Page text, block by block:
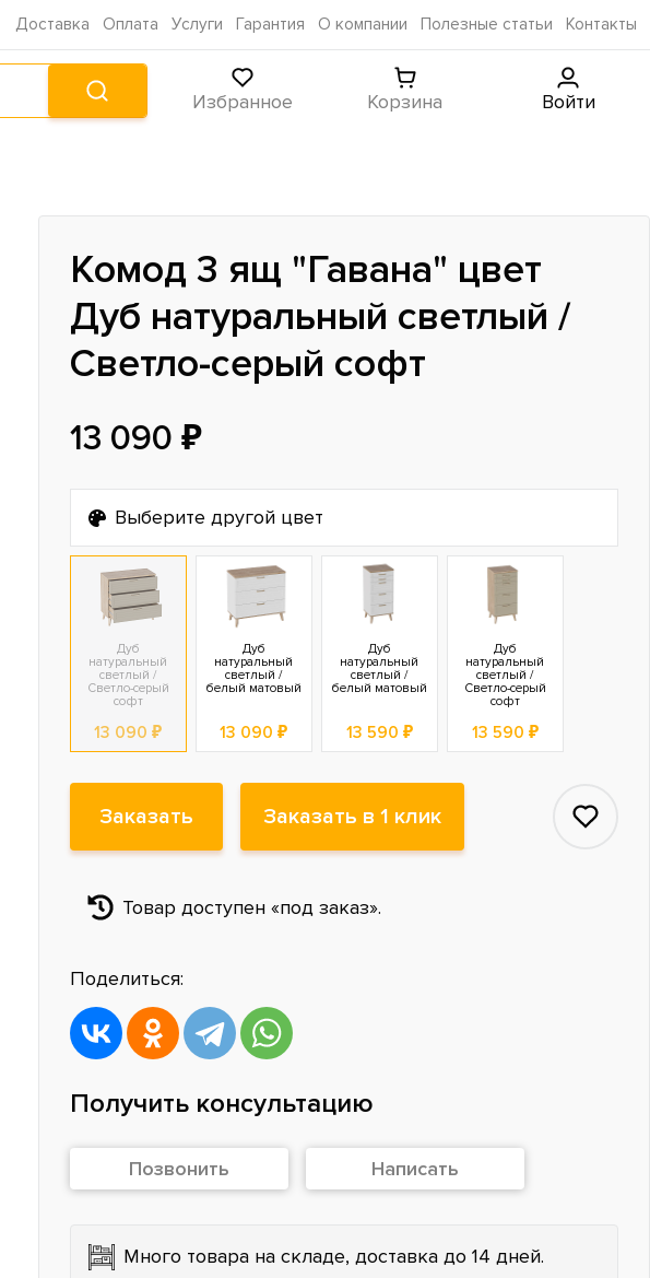
Доставка Оплата Услуги Гарантия О компании Полезные статьи Контакты
Избранное Корзина Войти
Комод 3 ящ "Гавана" цвет
Дуб натуральный светлый /
Светло-серый софт
13 090 ₽
Выберите другой цвет
Дуб
натуральный
светлый /
Светло-серый
софт
13 090 ₽
Дуб
натуральный
светлый /
белый матовый
13 090 ₽
Дуб
натуральный
светлый /
белый матовый
13 590 ₽
Дуб
натуральный
светлый /
Светло-серый
софт
13 590 ₽
Заказать Заказать в 1 клик
Товар доступен «под заказ».
Поделиться:
Получить консультацию
Позвонить Написать
Много товара на складе, доставка до 14 дней.